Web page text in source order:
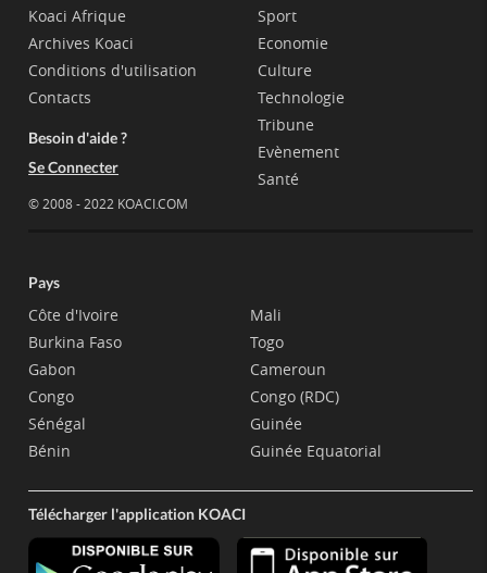
Koaci Afrique
Archives Koaci
Conditions d'utilisation
Contacts
Besoin d'aide ?
Se Connecter
© 2008 - 2022 KOACI.COM
Sport
Economie
Culture
Technologie
Tribune
Evènement
Santé
Pays
Côte d'Ivoire
Burkina Faso
Gabon
Congo
Sénégal
Bénin
Mali
Togo
Cameroun
Congo (RDC)
Guinée
Guinée Equatorial
Télécharger l'application KOACI